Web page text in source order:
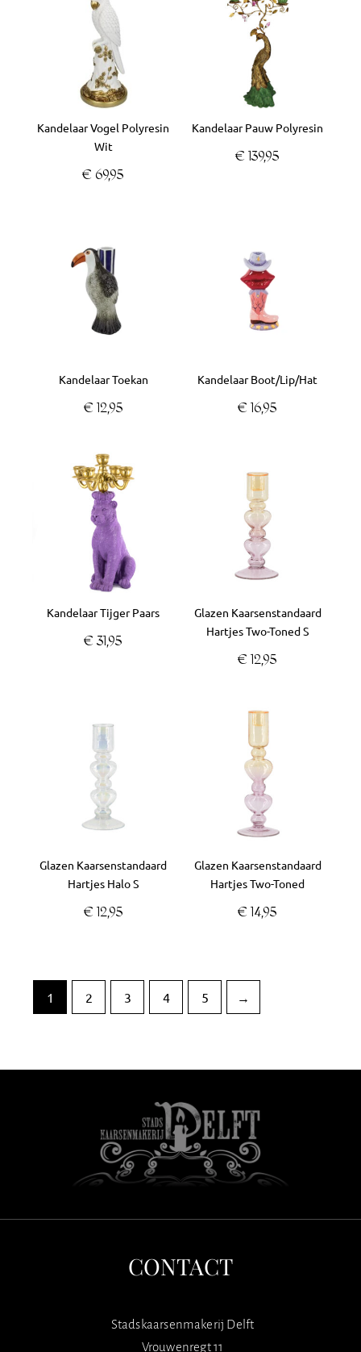
Kandelaar Vogel Polyresin
Wit
€ 69,95
Kandelaar Pauw Polyresin
€ 139,95
Kandelaar Toekan
€ 12,95
Kandelaar Boot/Lip/Hat
€ 16,95
Kandelaar Tijger Paars
€ 31,95
Glazen Kaarsenstandaard
Hartjes Two-Toned S
€ 12,95
Glazen Kaarsenstandaard
Hartjes Halo S
€ 12,95
Glazen Kaarsenstandaard
Hartjes Two-Toned
€ 14,95
1 2 3 4 5 →
CONTACT
Stadskaarsenmakerij Delft
Vrouwenregt 11